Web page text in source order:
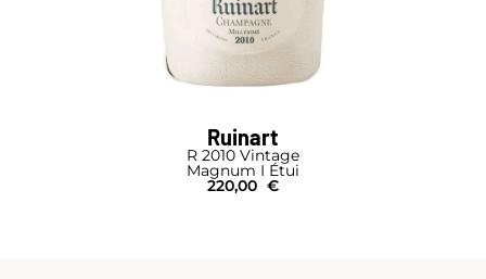
Ruinart
R 2010 Vintage
Magnum I Étui
220,00 €